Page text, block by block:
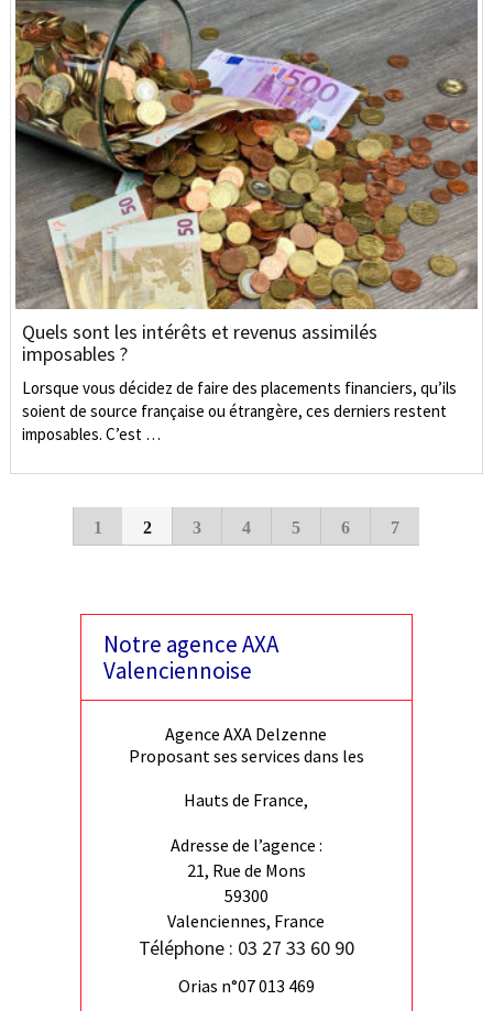
Quels sont les intérêts et revenus assimilés
imposables ?
Lorsque vous décidez de faire des placements financiers, qu’ils
soient de source française ou étrangère, ces derniers restent
imposables. C’est …
1 2 3 4 5 6 7
Notre agence AXA
Valenciennoise
Agence AXA Delzenne
Proposant ses services dans les
Hauts de France,
Adresse de l’agence :
21, Rue de Mons
59300
Valenciennes, France
Téléphone : 03 27 33 60 90
Orias n°07 013 469